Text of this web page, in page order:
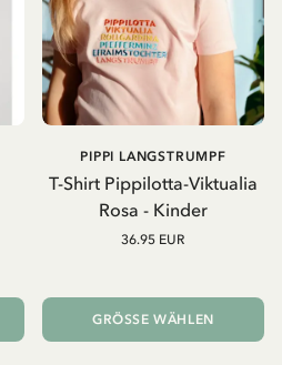
T-Shirt Pippilotta-Viktualia
Rosa - Kinder
PIPPI LANGSTRUMPF
36.95 EUR
GRÖSSE WÄHLEN